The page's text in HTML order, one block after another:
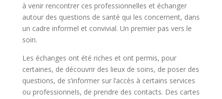
à venir rencontrer ces professionnelles et échanger
autour des questions de santé qui les concernent, dans
un cadre informel et convivial. Un premier pas vers le
soin.
Les échanges ont été riches et ont permis, pour
certaines, de découvrir des lieux de soins, de poser des
questions, de s’informer sur l’accès à certains services
ou professionnels, de prendre des contacts. Des cartes